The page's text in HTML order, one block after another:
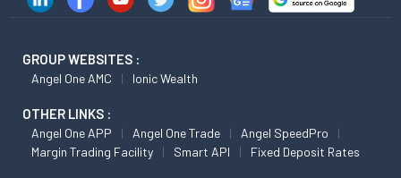
GROUP WEBSITES :
Angel One AMC Ionic Wealth
OTHER LINKS :
Angel One APP Angel One Trade
Angel SpeedPro
Margin Trading Facility
Smart API Fixed Deposit Rates